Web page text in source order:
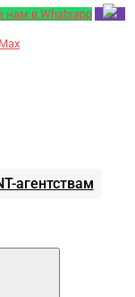
нам в Whatsapp
агентствам